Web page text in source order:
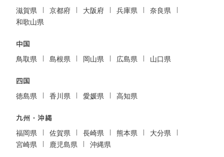
滋賀県 京都府 大阪府 兵庫県
奈良県
和歌山県
中国
鳥取県 島根県 岡山県 広島県 山口県
四国
徳島県 香川県 愛媛県 高知県
九州・沖縄
福岡県 佐賀県 長崎県 熊本県
大分県
宮崎県
鹿児島県 沖縄県